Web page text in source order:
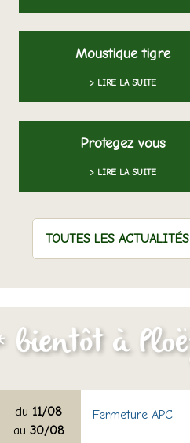
Moustique tigre
> LIRE LA SUITE
Protegez vous
> LIRE LA SUITE
TOUTES LES ACTUALITÉS
du 11/08
au 30/08
Fermeture APC